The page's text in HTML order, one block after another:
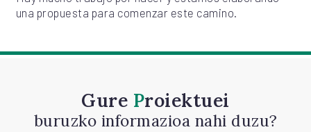
una propuesta para comenzar este camino.
Gure Proiektuei
buruzko informazioa nahi duzu?